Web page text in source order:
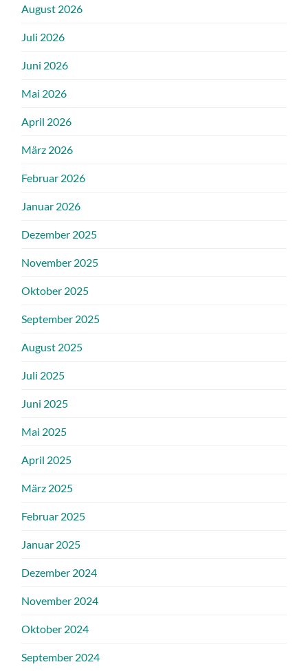
August 2026
Juli 2026
Juni 2026
Mai 2026
April 2026
März 2026
Februar 2026
Januar 2026
Dezember 2025
November 2025
Oktober 2025
September 2025
August 2025
Juli 2025
Juni 2025
Mai 2025
April 2025
März 2025
Februar 2025
Januar 2025
Dezember 2024
November 2024
Oktober 2024
September 2024